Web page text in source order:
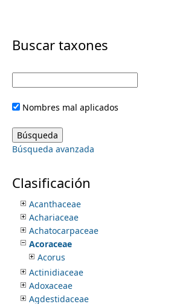
i
m
r
y
t
n
u
Buscar taxones
Nombres mal aplicados
Búsqueda avanzada
Clasificación
Pteridofitas
Angiospermas
Acanthaceae
Achariaceae
Achatocarpaceae
Acoraceae
Acorus
Actinidiaceae
Adoxaceae
Agdestidaceae